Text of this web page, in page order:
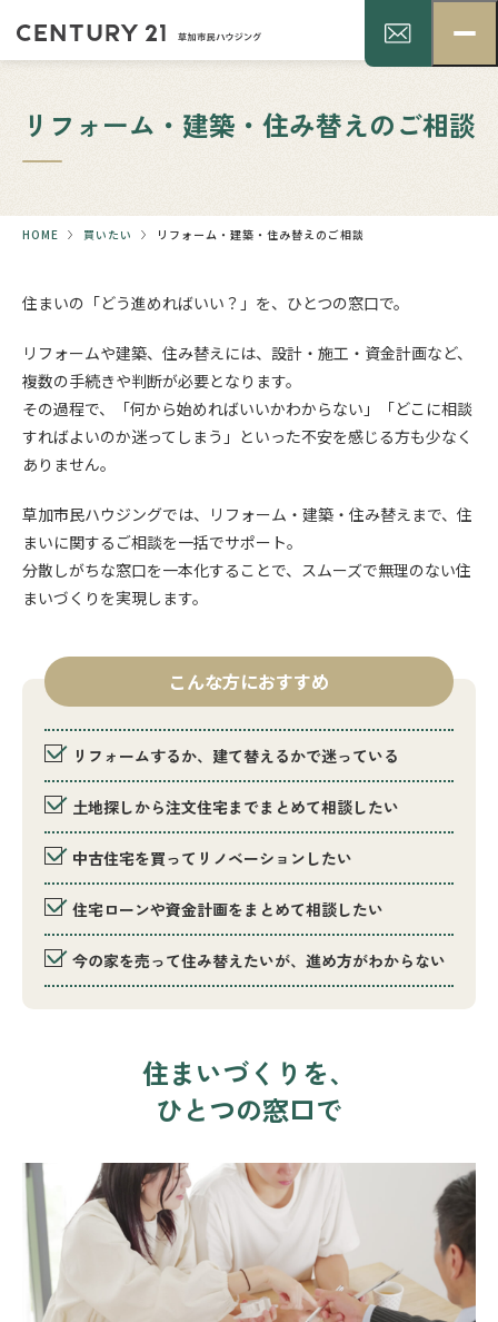
リフォーム・建築・住み替えのご相談
HOME 買いたい リフォーム・建築・住み替えのご相談
住まいの「どう進めればいい？」を、ひとつの窓口で。
リフォームや建築、住み替えには、設計・施工・資金計画など、
複数の手続きや判断が必要となります。
その過程で、「何から始めればいいかわからない」「どこに相談
すればよいのか迷ってしまう」といった不安を感じる方も少なく
ありません。
草加市民ハウジングでは、リフォーム・建築・住み替えまで、住
まいに関するご相談を一括でサポート。
分散しがちな窓口を一本化することで、スムーズで無理のない住
まいづくりを実現します。
こんな方におすすめ
リフォームするか、建て替えるかで迷っている
土地探しから注文住宅までまとめて相談したい
中古住宅を買ってリノベーションしたい
住宅ローンや資金計画をまとめて相談したい
今の家を売って住み替えたいが、進め方がわからない
住まいづくりを、
ひとつの窓口で